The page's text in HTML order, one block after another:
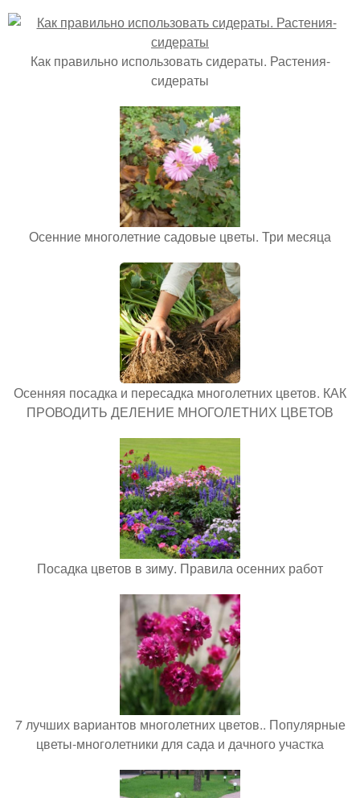
Как правильно использовать сидераты. Растения-
сидераты
Осенние многолетние садовые цветы. Три месяца
Осенняя посадка и пересадка многолетних цветов. КАК
ПРОВОДИТЬ ДЕЛЕНИЕ МНОГОЛЕТНИХ ЦВЕТОВ
Посадка цветов в зиму. Правила осенних работ
7 лучших вариантов многолетних цветов.. Популярные
цветы-многолетники для сада и дачного участка